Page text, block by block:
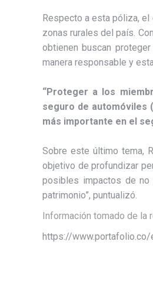
Respecto a esta póliza,
zonas rurales del país.
obtienen buscan
manera responsable y
“Proteger a los
seguro de automóviles
más importante en el
Sobre este último tema,
objetivo de profundizar
posibles impactos de no
patrimonio”, puntualizó.
Información tomado de la
https://